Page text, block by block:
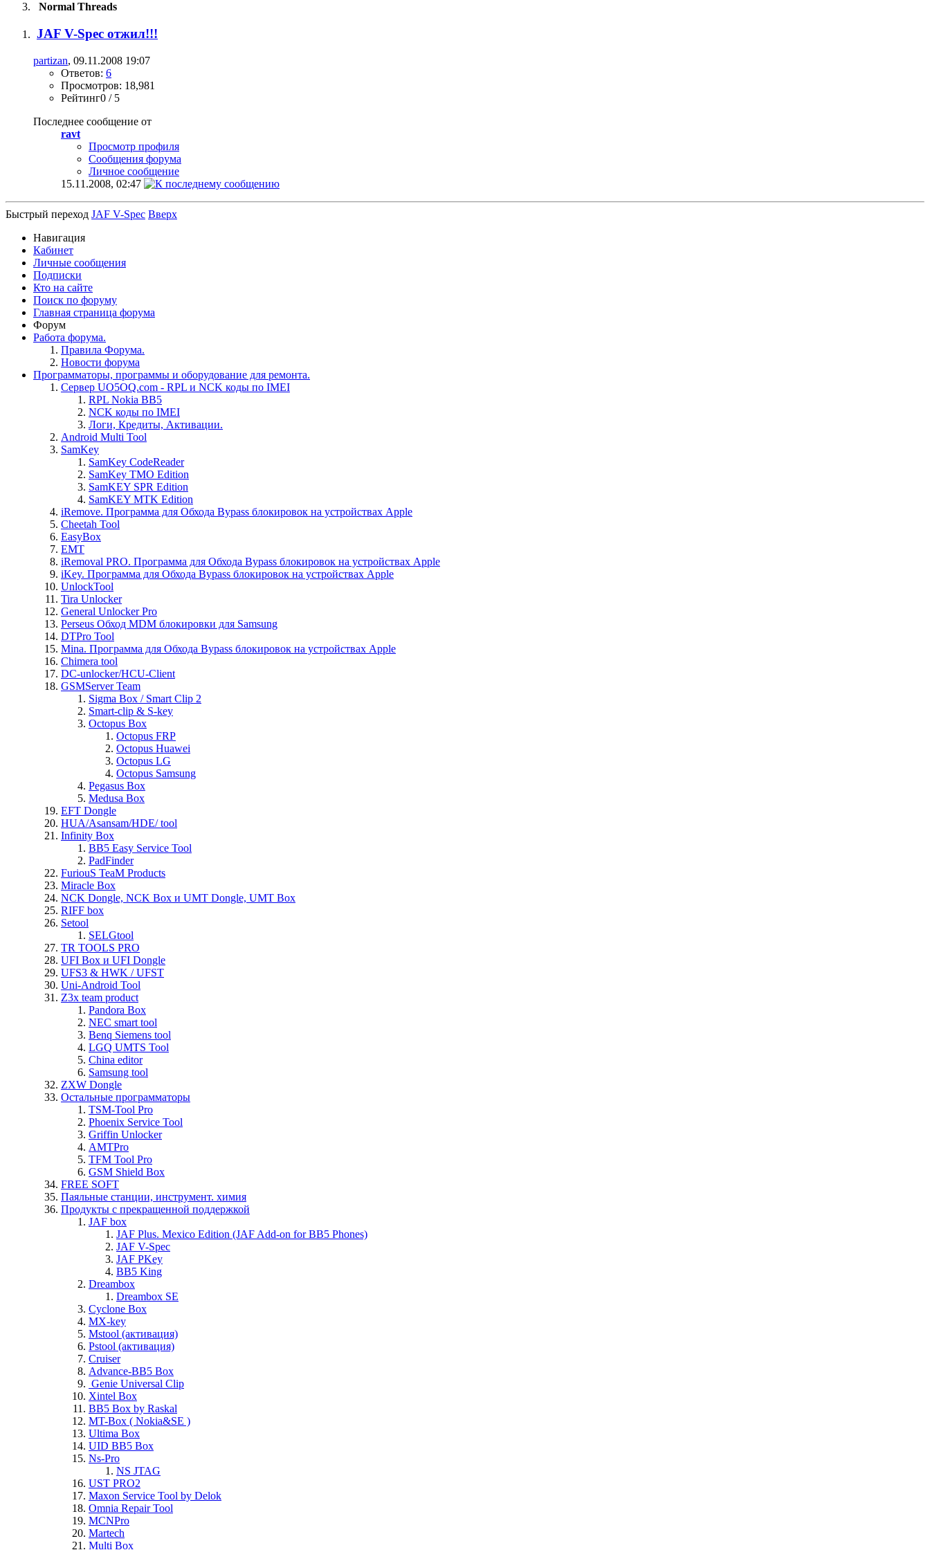
Normal Threads
JAF V-Spec отжил!!!
partizan, 09.11.2008 19:07
Ответов: 6
Просмотров: 18,981
Рейтинг0 / 5
Последнее сообщение от
ravt
Просмотр профиля
Сообщения форума
Личное сообщение
15.11.2008, 02:47
Быстрый переход JAF V-Spec Вверх
Навигация
Кабинет
Личные сообщения
Подписки
Кто на сайте
Поиск по форуму
Главная страница форума
Форум
Работа форума.
Правила Форума.
Новости форума
Программаторы, программы и оборудование для ремонта.
Сервер UO5OQ.com - RPL и NCK коды по IMEI
RPL Nokia BB5
NCK коды по IMEI
Логи, Кредиты, Активации.
Android Multi Tool
SamKey
SamKey CodeReader
SamKey TMO Edition
SamKEY SPR Edition
SamKEY MTK Edition
iRemove. Программа для Обхода Bypass блокировок на устройствах Apple
Cheetah Tool
EasyBox
EMT
iRemoval PRO. Программа для Обхода Bypass блокировок на устройствах Apple
iKey. Программа для Обхода Bypass блокировок на устройствах Apple
UnlockTool
Tira Unlocker
General Unlocker Pro
Perseus Обход MDM блокировки для Samsung
DTPro Tool
Mina. Программа для Обхода Bypass блокировок на устройствах Apple
Chimera tool
DC-unlocker/HCU-Client
GSMServer Team
Sigma Box / Smart Clip 2
Smart-clip & S-key
Octopus Box
Octopus FRP
Octopus Huawei
Octopus LG
Octopus Samsung
Pegasus Box
Medusa Box
EFT Dongle
HUA/Asansam/HDE/ tool
Infinity Box
BB5 Easy Service Tool
PadFinder
FuriouS TeaM Products
Miracle Box
NCK Dongle, NCK Box и UMT Dongle, UMT Box
RIFF box
Setool
SELGtool
TR TOOLS PRO
UFI Box и UFI Dongle
UFS3 & HWK / UFST
Uni-Android Tool
Z3x team product
Pandora Box
NEC smart tool
Benq Siemens tool
LGQ UMTS Tool
China editor
Samsung tool
ZXW Dongle
Остальные программаторы
TSM-Tool Pro
Phoenix Service Tool
Griffin Unlocker
AMTPro
TFM Tool Pro
GSM Shield Box
FREE SOFT
Паяльные станции, инструмент. химия
Продукты с прекращенной поддержкой
JAF box
JAF Plus. Mexico Edition (JAF Add-on for BB5 Phones)
JAF V-Spec
JAF PKey
BB5 King
Dreambox
Dreambox SE
Cyclone Box
MX-key
Mstool (активация)
Pstool (активация)
Cruiser
Advance-BB5 Box
Genie Universal Clip
Xintel Box
BB5 Box by Raskal
MT-Box ( Nokia&SE )
Ultima Box
UID BB5 Box
Ns-Pro
NS JTAG
UST PRO2
Maxon Service Tool by Delok
Omnia Repair Tool
MCNPro
Martech
Multi Box